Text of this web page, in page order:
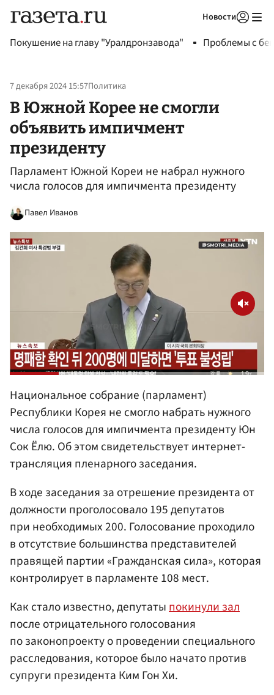
Новости
Покушение на главу "Уралдронзавода" Проблемы с
7 декабря 2024 15:57Политика
В Южной Корее не смогли
объявить импичмент
президенту
Парламент Южной Кореи не набрал нужного
числа голосов для импичмента президенту
Павел Иванов
Национальное собрание (парламент)
Республики Корея не смогло набрать нужного
числа голосов для импичмента президенту Юн
Сок Ёлю. Об этом свидетельствует интернет-
трансляция пленарного заседания.
В ходе заседания за отрешение президента от
должности проголосовало 195 депутатов
при необходимых 200. Голосование проходило
в отсутствие большинства представителей
правящей партии «Гражданская сила», которая
контролирует в парламенте 108 мест.
Как стало известно, депутатыпокинули зал
после отрицательного голосования
по законопроекту о проведении специального
расследования, которое было начато против
супруги президента Ким Гон Хи.